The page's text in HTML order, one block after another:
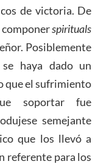
de victoria. De
componerspirituals
Posiblemente
haya dado un
que el sufrimiento
soportar fue
semejante
que los llevó a
referente para los